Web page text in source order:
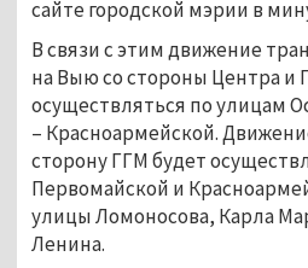
сайте городской мэрии в
В связи с этим движение
на Выю со стороны Центра и
осуществляться по улицам
– Красноармейской.
сторону ГГМ будет
Первомайской и
улицы Ломоносова, Карла
Ленина.